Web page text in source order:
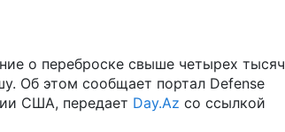
о переброске свыше четырех тысяч
Об этом сообщает портал Defense
США, передает Day.Az со ссылкой